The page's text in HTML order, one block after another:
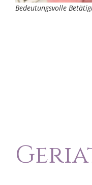
Bedeutungsvolle